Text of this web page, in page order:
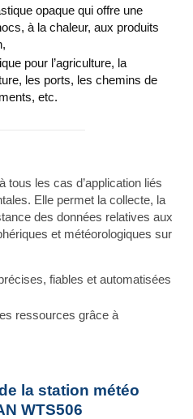
opaque qui offre une
à la chaleur, aux produits
pour l’agriculture, la
les ports, les chemins de
etc.
tous les cas d’application liés
Elle permet la collecte, la
des données relatives aux
et météorologiques sur
fiables et automatisées
ressources grâce à
la station météo
WTS506